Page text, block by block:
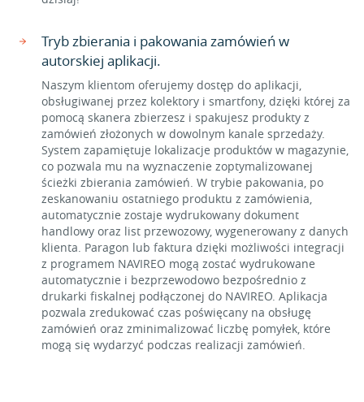
Tryb zbierania i pakowania zamówień w
autorskiej aplikacji.
Naszym klientom oferujemy dostęp do aplikacji,
obsługiwanej przez kolektory i smartfony, dzięki której za
pomocą skanera zbierzesz i spakujesz produkty z
zamówień złożonych w dowolnym kanale sprzedaży.
System zapamiętuje lokalizacje produktów w magazynie,
co pozwala mu na wyznaczenie zoptymalizowanej
ścieżki zbierania zamówień. W trybie pakowania, po
zeskanowaniu ostatniego produktu z zamówienia,
automatycznie zostaje wydrukowany dokument
handlowy oraz list przewozowy, wygenerowany z danych
klienta. Paragon lub faktura dzięki możliwości integracji
z programem NAVIREO mogą zostać wydrukowane
automatycznie i bezprzewodowo bezpośrednio z
drukarki fiskalnej podłączonej do NAVIREO. Aplikacja
pozwala zredukować czas poświęcany na obsługę
zamówień oraz zminimalizować liczbę pomyłek, które
mogą się wydarzyć podczas realizacji zamówień.